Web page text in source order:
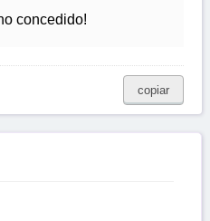
concedido!
copiar